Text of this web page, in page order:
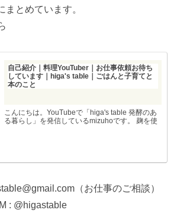
まとめています。
自己紹介｜料理YouTuber｜お仕事依頼お待ち
しています｜higa's table｜ごはんと子育てと
本のこと
こんにちは。YouTubeで「higa's table 発酵のあ
る暮らし」を発信しているmizuhoです。 麹を使
（お仕事のご相談）
: @higastable